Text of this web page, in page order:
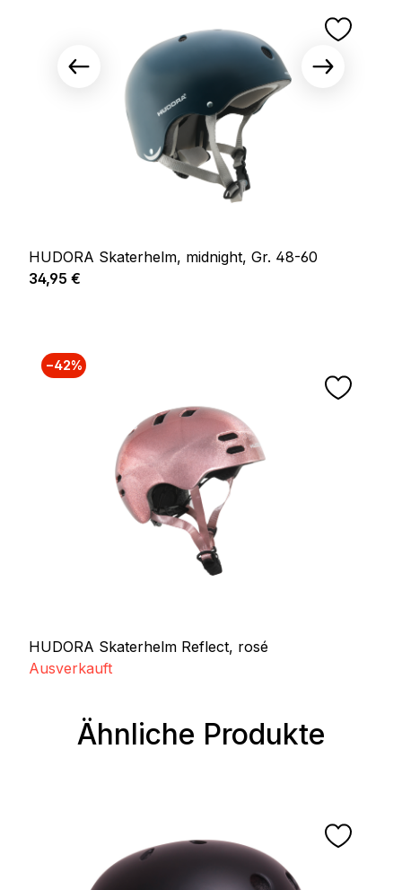
HUDORA Skaterhelm, midnight, Gr. 48-60
Regulärer Preis:
34,95 €
−42%
HUDORA Skaterhelm Reflect, rosé
Ausverkauft
Produktgalerie überspringen
Ähnliche Produkte